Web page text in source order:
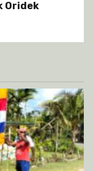
Oridek